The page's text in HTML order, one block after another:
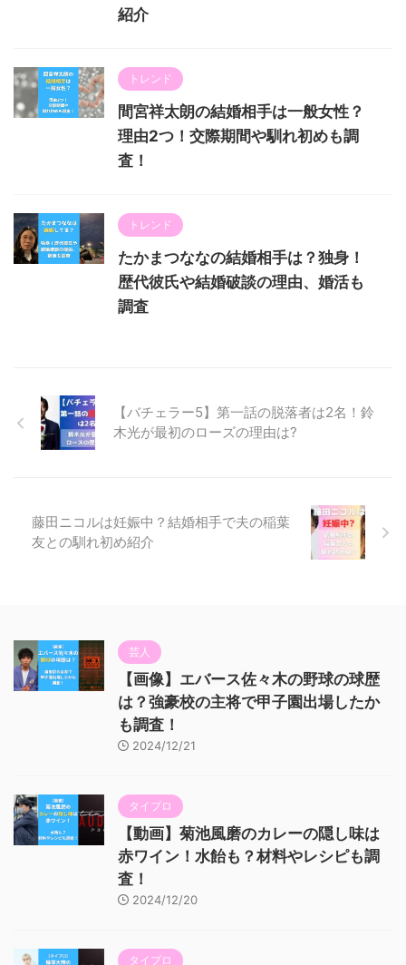
紹介
トレンド
間宮祥太朗の結婚相手は一般女性？
理由2つ！交際期間や馴れ初めも調
査！
トレンド
たかまつななの結婚相手は？独身！
歴代彼氏や結婚破談の理由、婚活も
調査
【バチェラー5】第一話の脱落者は2名！鈴
木光が最初のローズの理由は?
藤田ニコルは妊娠中？結婚相手で夫の稲葉
友との馴れ初め紹介
芸人
【画像】エバース佐々木の野球の球歴
は？強豪校の主将で甲子園出場したか
も調査！
2024/12/21
タイプロ
【動画】菊池風磨のカレーの隠し味は
赤ワイン！水飴も？材料やレシピも調
査！
2024/12/20
タイプロ